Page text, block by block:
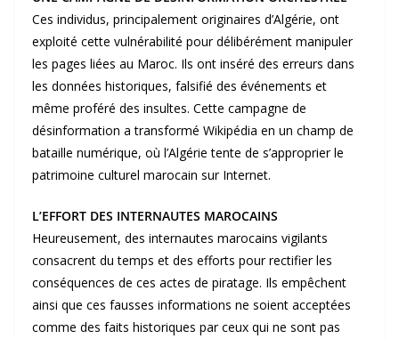
Ces individus, principalement originaires d’Algérie, ont
exploité cette vulnérabilité pour délibérément manipuler
les pages liées au Maroc. Ils ont inséré des erreurs dans
les données historiques, falsifié des événements et
même proféré des insultes. Cette campagne de
désinformation a transformé Wikipédia en un champ de
bataille numérique, où l’Algérie tente de s’approprier le
patrimoine culturel marocain sur Internet.
L’EFFORT DES INTERNAUTES MAROCAINS
Heureusement, des internautes marocains vigilants
consacrent du temps et des efforts pour rectifier les
conséquences de ces actes de piratage. Ils empêchent
ainsi que ces fausses informations ne soient acceptées
comme des faits historiques par ceux qui ne sont pas